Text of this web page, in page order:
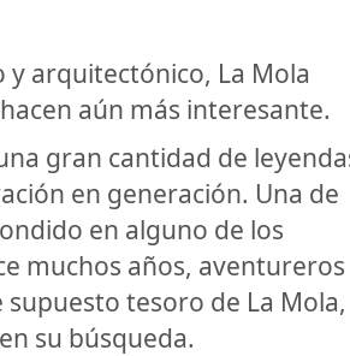
arquitectónico, La Mola
aún más interesante.
gran cantidad de
en generación. Una de
en alguno de los
muchos años, aventureros
tesoro de La Mola,
su búsqueda.